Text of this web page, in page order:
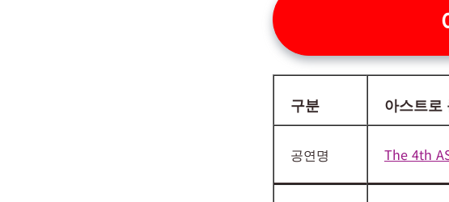
구분 아스트로
공연명 The 4th